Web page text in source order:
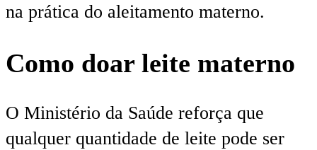
na prática do aleitamento materno.
Como doar leite materno
O Ministério da Saúde reforça que
qualquer quantidade de leite pode ser